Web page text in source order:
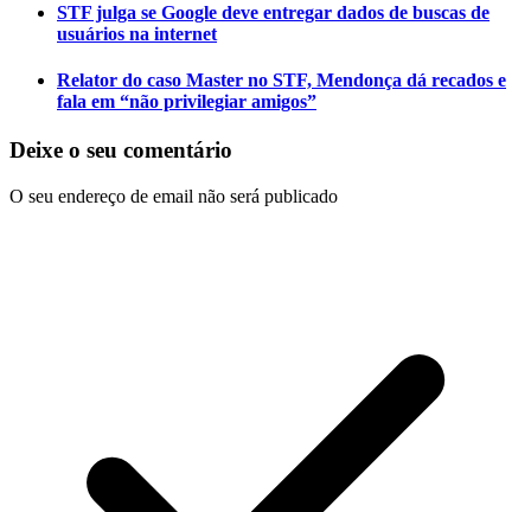
STF julga se Google deve entregar dados de buscas de
usuários na internet
Relator do caso Master no STF, Mendonça dá recados e
fala em “não privilegiar amigos”
Deixe o seu comentário
O seu endereço de email não será publicado